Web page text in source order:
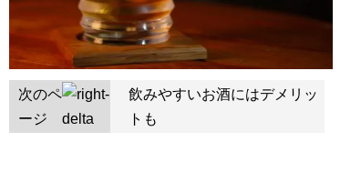
次のペ
ージ
飲みやすいお酒にはデメリッ
トも